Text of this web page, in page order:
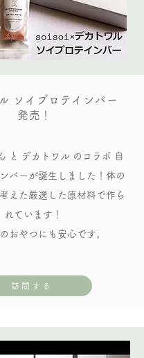
ソイプロテインバー
発売！
と デカトワル のコラボ 自
バーが誕生しました！体の
えた厳選した原材料で作ら
れています！
おやつにも安心です。
訪問する